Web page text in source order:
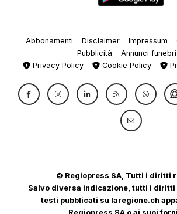
Abbonamenti Disclaimer Impressum
Pubblicità
Annunci funebri
Privacy Policy
Cookie Policy
© Regiopress SA, Tutti i diritti
Salvo diversa indicazione, tutti i diritti
testi pubblicati su laregione.ch